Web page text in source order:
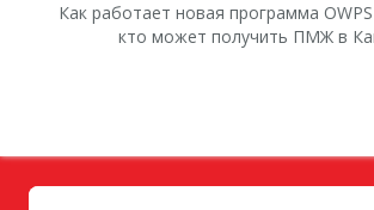
Как работает новая программа
кто может получить ПМЖ в